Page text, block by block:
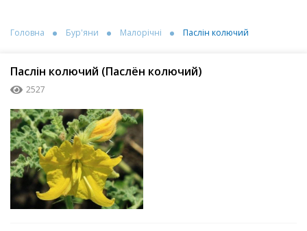
Головна Бур'яни Малорічні Паслін колючий
Паслін колючий (Паслён колючий)
2527